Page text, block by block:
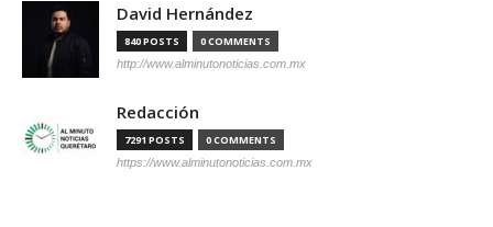
David Hernández
840 POSTS 0 COMMENTS
http://www.alminutonoticias.com.mx
Redacción
7291 POSTS 0 COMMENTS
https://www.alminutonoticias.com.mx